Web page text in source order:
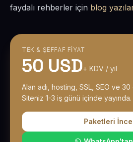
faydalı rehberler için blog
TEK & ŞEFFAF FIYAT
50 USD+ KDV / yıl
Alan adı, hosting, SSL, SEO ve
Siteniz 1-3 iş günü içinde yayında.
Paketleri